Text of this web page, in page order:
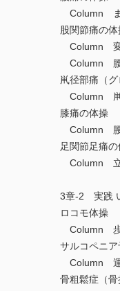
Column ま
股関節痛の
Column 変
Column 腰
鼡径部痛（
Column 鼡
膝痛の体
Column 腰
足関節足痛
Column 立
3章-2 実践
ロコモ体操
Column 歩
サルコペニ
Column
骨粗鬆症（